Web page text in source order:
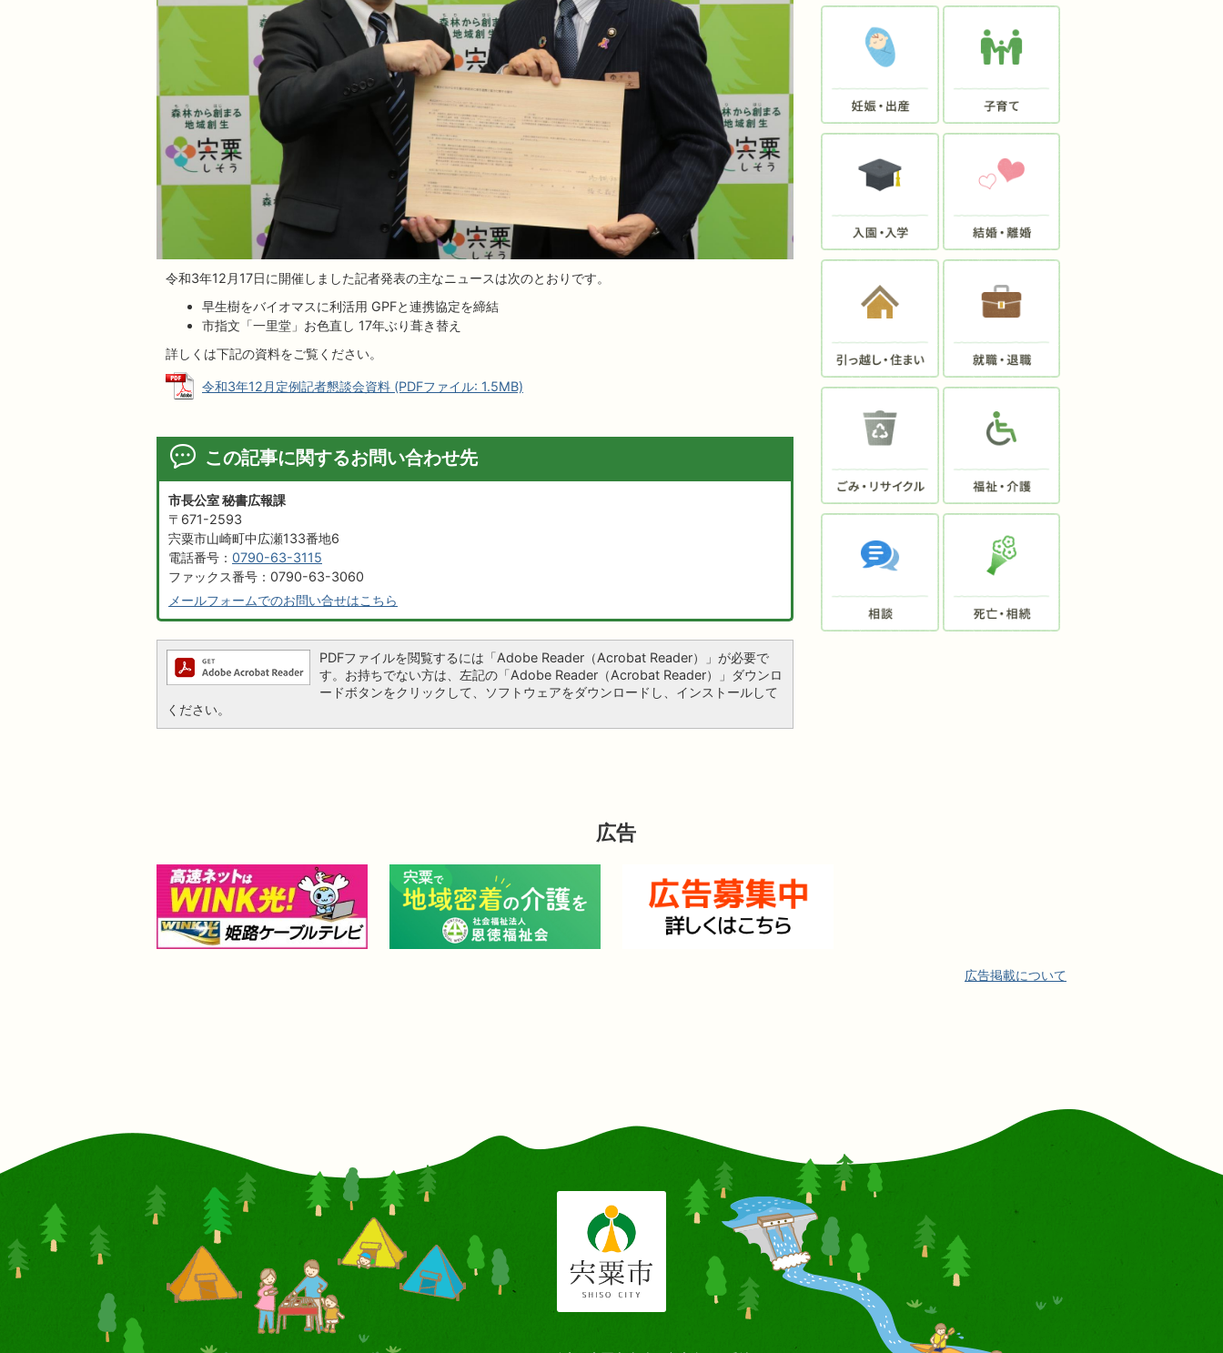
令和3年12月17日に開催しました記者発表の主なニュースは次のとおりです。
早生樹をバイオマスに利活用 GPFと連携協定を締結
市指文「一里堂」お色直し 17年ぶり葺き替え
詳しくは下記の資料をご覧ください。
令和3年12月定例記者懇談会資料 (PDFファイル: 1.5MB)
この記事に関するお問い合わせ先
市長公室 秘書広報課
〒671-2593
宍粟市山崎町中広瀬133番地6
電話番号： 0790-63-3115
ファックス番号：0790-63-3060
メールフォームでのお問い合せはこちら
PDFファイルを閲覧するには「Adobe Reader（Acrobat Reader）」が必要で
す。お持ちでない方は、左記の「Adobe Reader（Acrobat Reader）」ダウンロ
ードボタンをクリックして、ソフトウェアをダウンロードし、インストールして
ください。
広告
広告掲載について